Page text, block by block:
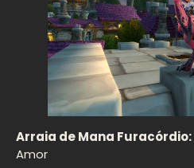
Arraia de Mana Furacórdio:
Amor